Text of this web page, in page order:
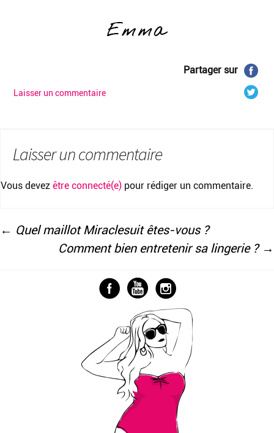
Partager sur
Laisser un commentaire
Laisser un commentaire
Vous devez être connecté(e) pour rédiger un commentaire.
Navigation
← Quel maillot Miraclesuit êtes-vous ?
Comment bien entretenir sa lingerie ? →